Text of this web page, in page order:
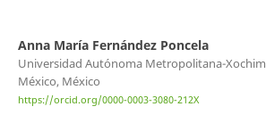
Anna María Fernández Poncela
Universidad Autónoma Metropolitana-
México, México
https://orcid.org/0000-0003-3080-212X